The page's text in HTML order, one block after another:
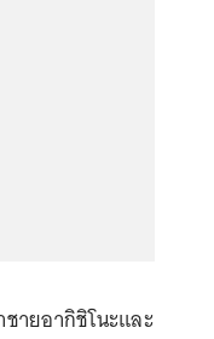
ายอากิชิโนะและ